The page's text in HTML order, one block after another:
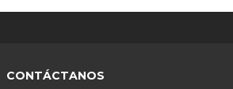
CONTÁCTANOS